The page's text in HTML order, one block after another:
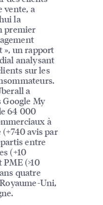
vente, a
la
premier
», un rapport
analysant
sur les
a
My
64 000
à
(+740 avis par
entre
(+10
(>10
quatre
Uni,